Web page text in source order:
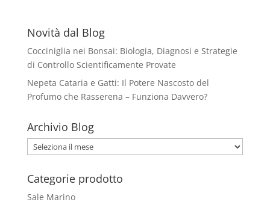
Novità dal Blog
Cocciniglia nei Bonsai: Biologia, Diagnosi e Strategie
di Controllo Scientificamente Provate
Nepeta Cataria e Gatti: Il Potere Nascosto del
Profumo che Rasserena – Funziona Davvero?
Archivio Blog
Archivio
Blog
Categorie prodotto
Sale Marino